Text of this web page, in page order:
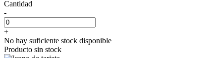
Cantidad
-
+
No hay suficiente stock disponible
Producto sin stock